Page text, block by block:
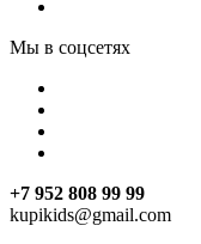
Мы в соцсетях
+7 952 808 99 99
kupikids@gmail.com